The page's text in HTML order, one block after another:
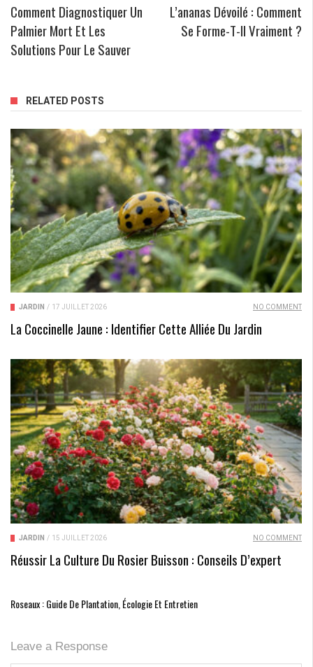
Comment Diagnostiquer Un
Palmier Mort Et Les
Solutions Pour Le Sauver
L’ananas Dévoilé : Comment
Se Forme-T-Il Vraiment ?
RELATED POSTS
JARDIN / 17 JUILLET 2026 NO COMMENT
La Coccinelle Jaune : Identifier Cette Alliée Du Jardin
JARDIN / 15 JUILLET 2026 NO COMMENT
Réussir La Culture Du Rosier Buisson : Conseils D’expert
Roseaux : Guide De Plantation, Écologie Et Entretien
Leave a Response